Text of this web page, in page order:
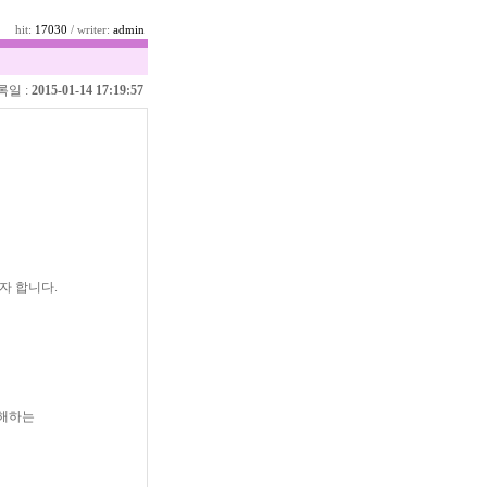
hit: 17030 / writer: admin
일 : 2015-01-14 17:19:57
합니다.
하는